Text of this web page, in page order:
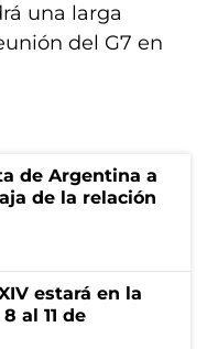
una larga
del G7 en
de Argentina a
de la relación
estará en la
al 11 de